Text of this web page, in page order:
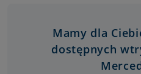
Mamy dla
dostępnych